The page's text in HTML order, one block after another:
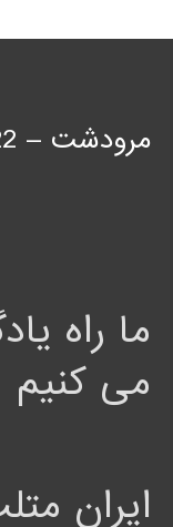
مرودشت – 22 بهمن شمالی
ما راه
می کنیم
ایران